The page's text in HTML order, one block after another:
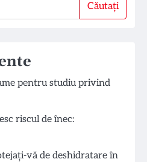
Căutați
pentru studiu privind
riscul de înec:
vă de deshidratare în